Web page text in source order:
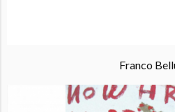
Franco